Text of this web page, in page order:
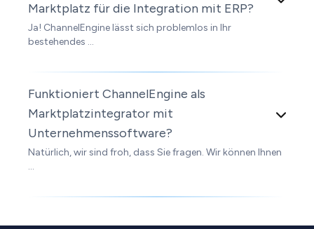
Marktplatz für die Integration mit ERP?
Ja! ChannelEngine lässt sich problemlos in Ihr
bestehendes ...
Funktioniert ChannelEngine als
Marktplatzintegrator mit
Unternehmenssoftware?
Natürlich, wir sind froh, dass Sie fragen. Wir können Ihnen
...